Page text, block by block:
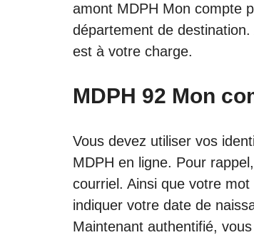
amont MDPH Mon compte
département de
est à votre charge.
MDPH 92 Mon
Vous devez utiliser vos
MDPH en ligne. Pour
courriel. Ainsi que votre
indiquer votre date de
Maintenant authentifié,